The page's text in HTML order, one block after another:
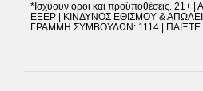
*Ισχύουν όροι και προϋποθέσεις.
EEEP | ΚΙΝΔΥΝΟΣ ΕΘΙΣΜΟΥ &
ΓΡΑΜΜΗ ΣΥΜΒΟΥΛΩΝ: 1114 |